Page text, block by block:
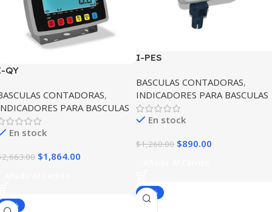
I-PES
BASCULAS CONTADORAS,
INDICADORES PARA BASCULAS
En stock
$1,260.00 $890.00
QY
CONTADORAS,
PARA BASCULAS
En stock
2,663.00 $1,864.00
-30%
-30%